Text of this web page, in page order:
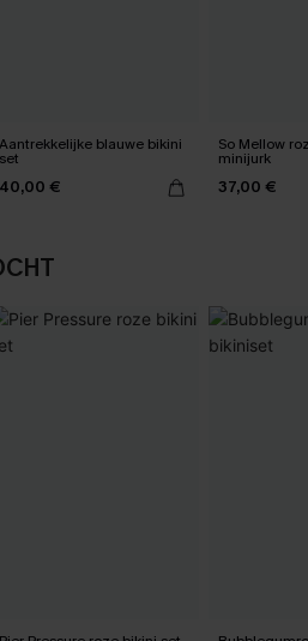
Aantrekkelijke blauwe bikini
set
40,00 €
So Mellow
minijurk
37,00 €